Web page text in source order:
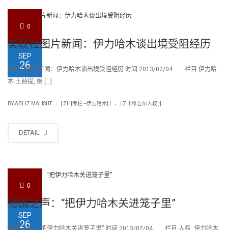
0
SEP
26
美联社图片新闻：伊力哈木谈出境受阻经历
美联社图片新闻：伊力哈木谈出境受阻经历 时间:2013/02/04 栏目:伊力哈
木·土赫提, 维 […]
BYABLIZ MAHSUT [:ZH]专栏 --伊力哈木[:] . [:ZH]维吾尔人权[:]
DETAIL
0
SEP
26
德国之声：“把伊力哈木关进笼子里”
德国之声：“把伊力哈木关进笼子里” 时间:2013/02/04 栏目:人权, 伊力哈木·